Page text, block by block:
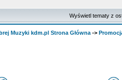
Wyświetl tematy z
Muzyki kdm.pl Strona Główna ->